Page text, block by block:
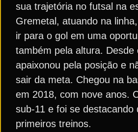
sua trajetória no futsal na
Gremetal, atuando na
ir para o gol em uma
também pela altura. Desde
apaixonou pela posição e
sair da meta. Chegou na
em 2018, com nove anos.
sub-11 e foi se destacando
primeiros treinos.